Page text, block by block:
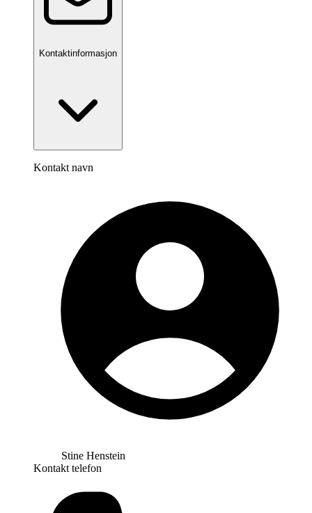
Kontaktinformasjon
Kontakt navn
Stine Henstein
Kontakt telefon